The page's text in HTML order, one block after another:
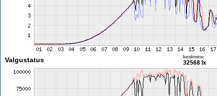
Valgustatus keskmine
32568 lx